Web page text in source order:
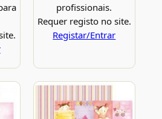
profissionais.
Requer registo no site.
Registar/Entrar